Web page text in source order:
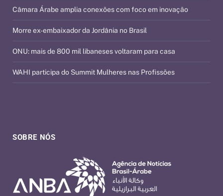
SOBRE NÓS
Câmara Árabe amplia conexões com foco em inovação
Morre ex-embaixador da Jordânia no Brasil
ONU: mais de 800 mil libaneses voltaram para casa
WAHI participa do Summit Mulheres nas Profissões